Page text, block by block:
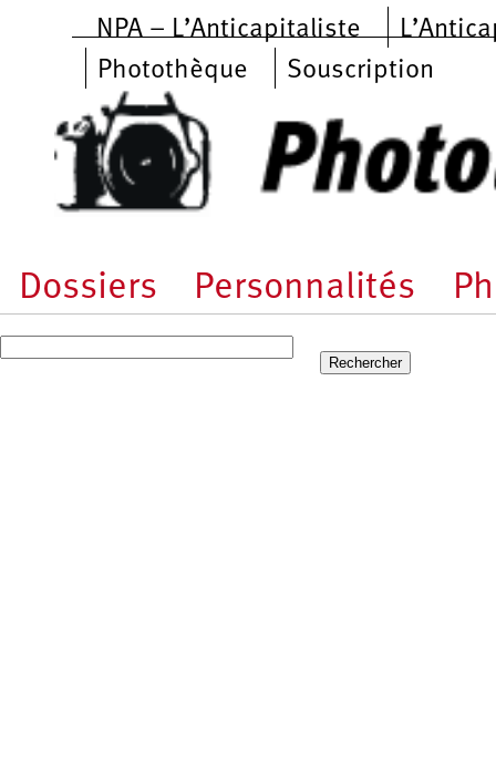
Aller au contenu principal
NPA – L’Anticapitaliste
Photothèque
Souscription
Dossiers Personnalités